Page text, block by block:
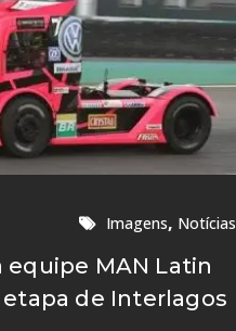
Imagens, Notícias
equipe MAN Latin
de Interlagos